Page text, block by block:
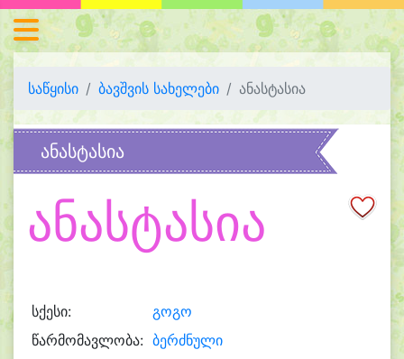
საწყისი ბავშვის სახელები ანასტასია
ანასტასია
ანასტასია
სქესი:
გოგო
წარმომავლობა: ბერძნული